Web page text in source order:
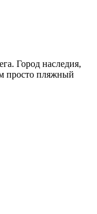
Город наследия,
просто пляжный